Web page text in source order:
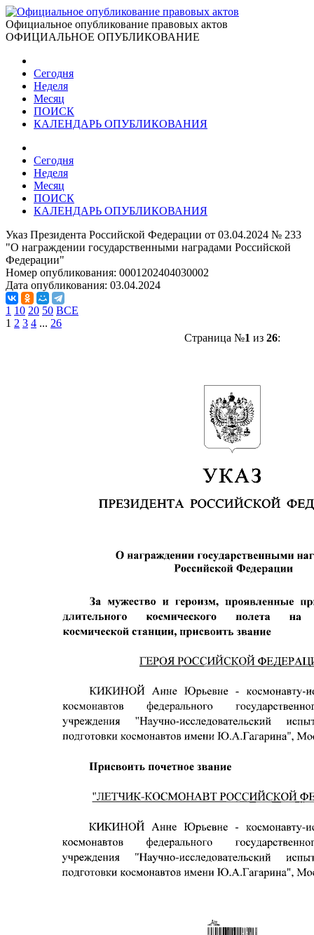
Официальное опубликование правовых актов
ОФИЦИАЛЬНОЕ ОПУБЛИКОВАНИЕ
Сегодня
Неделя
Месяц
ПОИСК
КАЛЕНДАРЬ ОПУБЛИКОВАНИЯ
Сегодня
Неделя
Месяц
ПОИСК
КАЛЕНДАРЬ ОПУБЛИКОВАНИЯ
Указ Президента Российской Федерации от 03.04.2024 № 233
"О награждении государственными наградами Российской
Федерации"
Номер опубликования: 0001202404030002
Дата опубликования: 03.04.2024
1 10 20 50 ВСЕ
1 2 3 4 ... 26
Страница №1 из 26: